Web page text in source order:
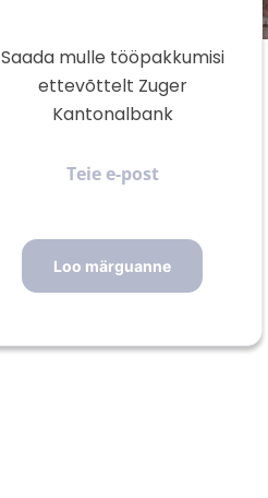
Saada mulle tööpakkumisi
ettevõttelt Zuger
Kantonalbank